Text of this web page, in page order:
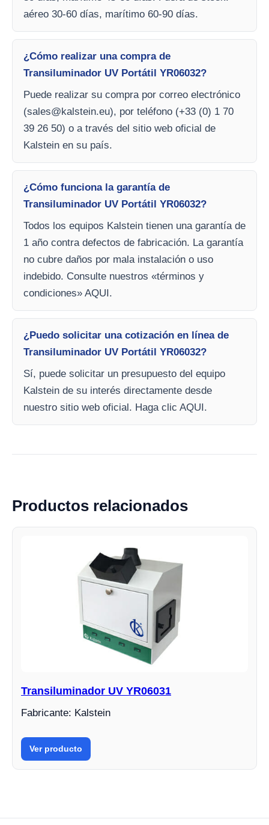
aéreo 30-60 días, marítimo 60-90 días.
¿Cómo realizar una compra de
Transiluminador UV Portátil YR06032?
Puede realizar su compra por correo electrónico
(sales@kalstein.eu), por teléfono (+33 (0) 1 70
39 26 50) o a través del sitio web oficial de
Kalstein en su país.
¿Cómo funciona la garantía de
Transiluminador UV Portátil YR06032?
Todos los equipos Kalstein tienen una garantía de
1 año contra defectos de fabricación. La garantía
no cubre daños por mala instalación o uso
indebido. Consulte nuestros «términos y
condiciones» AQUI.
¿Puedo solicitar una cotización en línea de
Transiluminador UV Portátil YR06032?
Sí, puede solicitar un presupuesto del equipo
Kalstein de su interés directamente desde
nuestro sitio web oficial. Haga clic AQUI.
Productos relacionados
Transiluminador UV YR06031
Fabricante: Kalstein
Ver producto